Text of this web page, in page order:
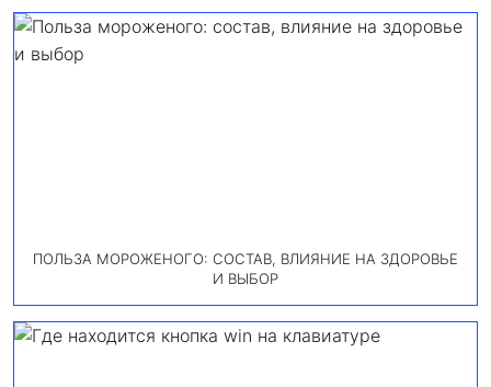
ПОЛЬЗА МОРОЖЕНОГО: СОСТАВ, ВЛИЯНИЕ НА ЗДОРОВЬЕ
И ВЫБОР